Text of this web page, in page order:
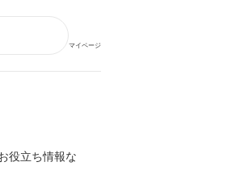
マイページ
役立ち情報な